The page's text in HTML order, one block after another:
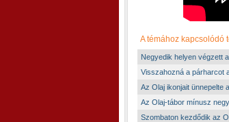
A témához kapcsolódó
Negyedik helyen végzett
Visszahozná a párharcot
Az Olaj ikonjait ünnepelte
Az Olaj-tábor mínusz
Szombaton kezdődik az